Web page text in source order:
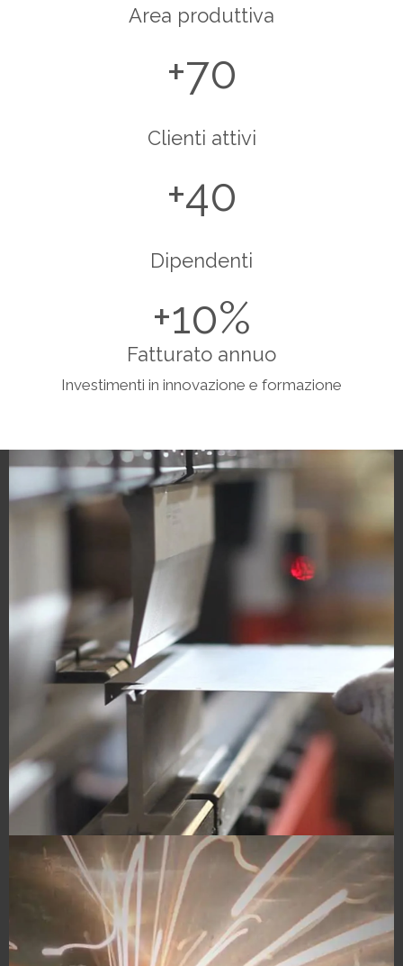
Area produttiva
70
Clienti attivi
40
Dipendenti
10
Fatturato annuo
Investimenti in innovazione e formazione